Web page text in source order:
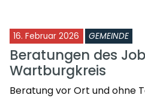
16. Februar 2026 GEMEINDE
Beratungen des
Wartburgkreis
Beratung vor Ort und ohne